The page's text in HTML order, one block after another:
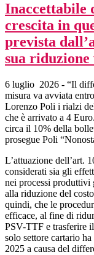
Inaccettabile
crescita in
prevista
sua riduzione
6 luglio 2026 - “Il
misura va avviata
Lorenzo Poli i rialzi
che è arrivato a 4
circa il 10% della
prosegue Poli
L’attuazione dell’art.
considerati sia gli
nei processi
alla riduzione del
quindi, che le
efficace, al fine di
PSV-TTF e trasferire
solo settore cartario
2025 a causa del